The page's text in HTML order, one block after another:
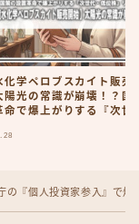
化学ペロブスカイト販売
陽光の常識が崩壊！？国
命で爆上がりする『次世
の『個人投資家参入』で爆